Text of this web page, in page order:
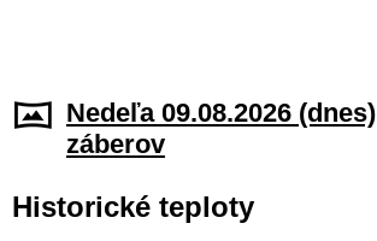
Nedeľa 09.08.2026 (dnes)
záberov
Historické teploty